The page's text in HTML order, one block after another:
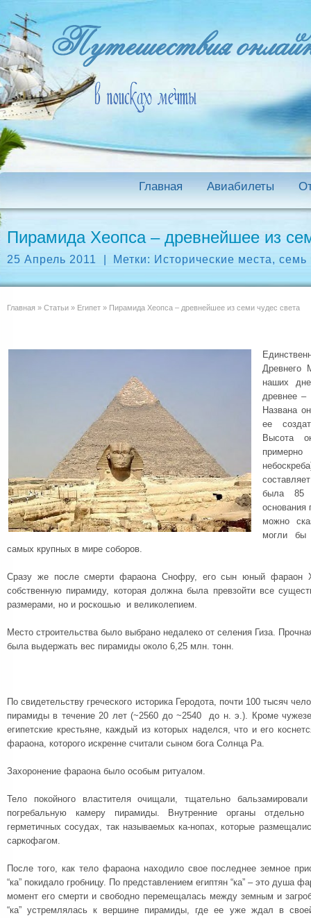
Главная Авиабилеты
Пирамида Хеопса – древнейшее из
25 Апрель 2011 Метки: Исторические места,семь
Главная » Статьи » Египет » Пирамида Хеопса – древнейшее из семи чудес света
Древнего
наших
древнее –
Названа
ее
Высота
была 85
основания
можно
могли бы
самых крупных в мире соборов.
Сразу же после смерти фараона Снофру, его сын юный фараон
собственную пирамиду, которая должна была превзойти все
размерами, но и роскошью и великолепием.
Место строительства было выбрано недалеко от селения Гиза.
была выдержать вес пирамиды около 6,25 млн. тонн.
По свидетельству греческого историка Геродота, почти 100 тысяч
пирамиды в течение 20 лет (~2560 до ~2540 до н. э.). Кроме
египетские крестьяне, каждый из которых наделся, что и его
фараона, которого искренне считали сыном бога Солнца Ра.
Захоронение фараона было особым ритуалом.
Тело покойного властителя очищали, тщательно
погребальную камеру пирамиды. Внутренние органы
герметичных сосудах, так называемых ка-нопах, которые
саркофагом.
После того, как тело фараона находило свое последнее земное
“ка” покидало гробницу. По представлением египтян “ка” – это душа
момент его смерти и свободно перемещалась между земным и
“ка” устремлялась к вершине пирамиды, где ее уже ждал в